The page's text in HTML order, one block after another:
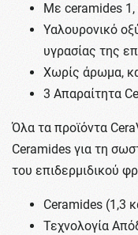
Με ceramides 1, 3
Υαλουρονικό
υγρασίας της
Χωρίς άρωμα,
3 Απαραίτητα
Όλα τα προϊόντα
Ceramides για τη
του
Ceramides (1,3
Τεχνολογία